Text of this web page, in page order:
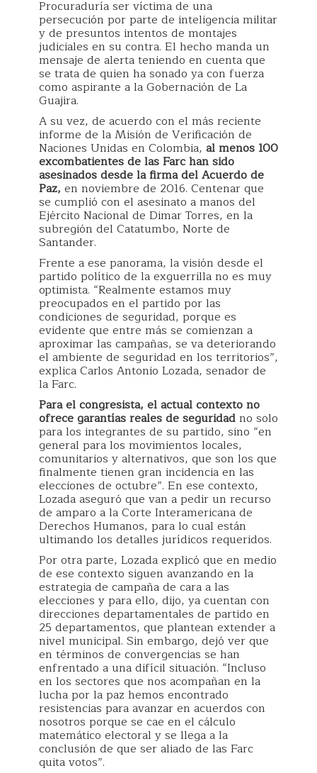
Procuraduría ser víctima de una
persecución por parte de inteligencia militar
y de presuntos intentos de montajes
judiciales en su contra. El hecho manda un
mensaje de alerta teniendo en cuenta que
se trata de quien ha sonado ya con fuerza
como aspirante a la Gobernación de La
Guajira.
A su vez, de acuerdo con el más reciente
informe de la Misión de Verificación de
Naciones Unidas en Colombia, al menos 100
excombatientes de las Farc han sido
asesinados desde la firma del Acuerdo de
Paz, en noviembre de 2016. Centenar que
se cumplió con el asesinato a manos del
Ejército Nacional de Dimar Torres, en la
subregión del Catatumbo, Norte de
Santander.
Frente a ese panorama, la visión desde el
partido político de la exguerrilla no es muy
optimista. “Realmente estamos muy
preocupados en el partido por las
condiciones de seguridad, porque es
evidente que entre más se comienzan a
aproximar las campañas, se va deteriorando
el ambiente de seguridad en los territorios”,
explica Carlos Antonio Lozada, senador de
la Farc.
Para el congresista, el actual contexto no
ofrece garantías reales de seguridadno solo
para los integrantes de su partido, sino “en
general para los movimientos locales,
comunitarios y alternativos, que son los que
finalmente tienen gran incidencia en las
elecciones de octubre”. En ese contexto,
Lozada aseguró que van a pedir un recurso
de amparo a la Corte Interamericana de
Derechos Humanos, para lo cual están
ultimando los detalles jurídicos requeridos.
Por otra parte, Lozada explicó que en medio
de ese contexto siguen avanzando en la
estrategia de campaña de cara a las
elecciones y para ello, dijo, ya cuentan con
direcciones departamentales de partido en
25 departamentos, que plantean extender a
nivel municipal. Sin embargo, dejó ver que
en términos de convergencias se han
enfrentado a una difícil situación. “Incluso
en los sectores que nos acompañan en la
lucha por la paz hemos encontrado
resistencias para avanzar en acuerdos con
nosotros porque se cae en el cálculo
matemático electoral y se llega a la
conclusión de que ser aliado de las Farc
quita votos”.